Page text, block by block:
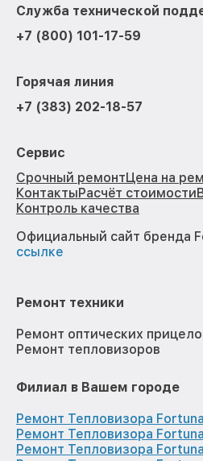
Служба технической
+7 (800) 101-17-59
Горячая линия
+7 (383) 202-18-57
Сервис
Срочный ремонтЦена на
КонтактыРасчёт стоимости
Контроль качества
Официальный сайт бренда
ссылке
Ремонт техники
Ремонт оптических
Ремонт тепловизоров
Филиал в Вашем городе
Ремонт Тепловизора
Ремонт Тепловизора
Ремонт Тепловизора